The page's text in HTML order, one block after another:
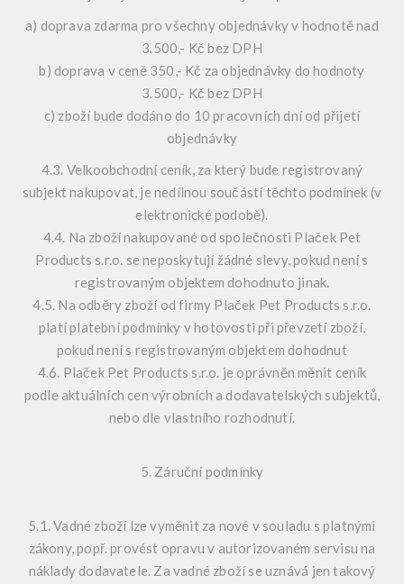
a) doprava zdarma pro všechny objednávky v hodnotě nad
3.500,- Kč bez DPH
b) doprava v ceně 350,- Kč za objednávky do hodnoty
3.500,- Kč bez DPH
c) zboží bude dodáno do 10 pracovních dní od přijetí
objednávky
4.3. Velkoobchodní ceník, za který bude registrovaný
subjekt nakupovat, je nedílnou součástí těchto podmínek (v
elektronické podobě).
4.4. Na zboží nakupované od společnosti Plaček Pet
Products s.r.o. se neposkytují žádné slevy, pokud není s
registrovaným objektem dohodnuto jinak.
4.5. Na odběry zboží od firmy Plaček Pet Products s.r.o.
platí platební podmínky v hotovosti při převzetí zboží,
pokud není s registrovaným objektem dohodnut
4.6. Plaček Pet Products s.r.o. je oprávněn měnit ceník
podle aktuálních cen výrobních a dodavatelských subjektů,
nebo dle vlastního rozhodnutí.
5. Záruční podmínky
5.1. Vadné zboží lze vyměnit za nové v souladu s platnými
zákony, popř. provést opravu v autorizovaném servisu na
náklady dodavatele. Za vadné zboží se uznává jen takový